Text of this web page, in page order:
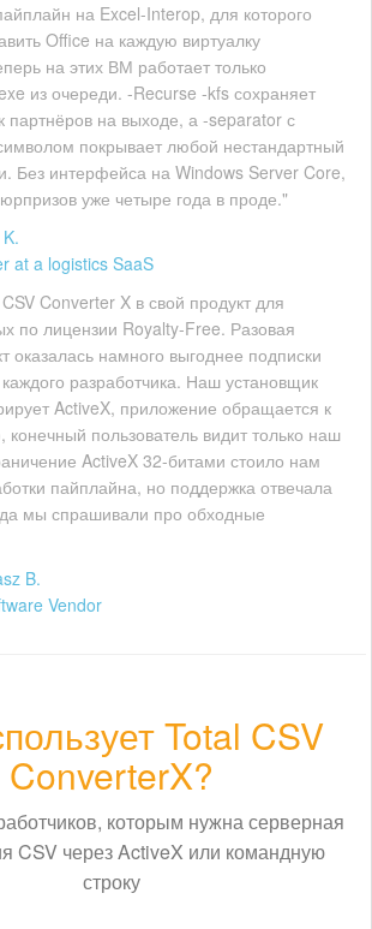
на Excel-Interop, для которого
Office на каждую виртуалку
на этих ВМ работает только
из очереди. -Recurse -kfs сохраняет
партнёров на выходе, а -separator с
покрывает любой нестандартный
Без интерфейса на Windows Server Core,
уже четыре года в проде."
at a logistics SaaS
Converter X в свой продукт для
по лицензии Royalty-Free. Разовая
оказалась намного выгоднее подписки
разработчика. Наш установщик
ActiveX, приложение обращается к
пользователь видит только наш
ActiveX 32-битами стоило нам
пайплайна, но поддержка отвечала
мы спрашивали про обходные
B.
Vendor
Total CSV
ConverterX?
которым нужна серверная
CSV через ActiveX или командную
строку